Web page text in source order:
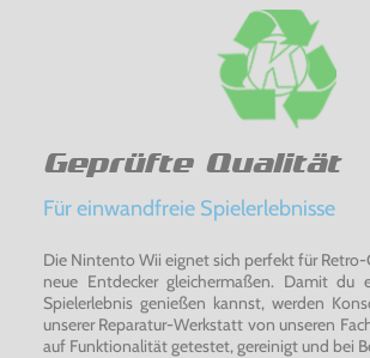
Geprüfte Qualität
Für einwandfreie Spielerlebnisse
Die Nintento Wii eignet sich perfekt für
neue Entdecker gleichermaßen. Damit du
Spielerlebnis genießen kannst, werden
unserer Reparatur-Werkstatt von unseren
auf Funktionalität getestet, gereinigt und bei